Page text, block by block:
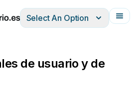
ItalianoFrançais
Select An Option
de usuario y de